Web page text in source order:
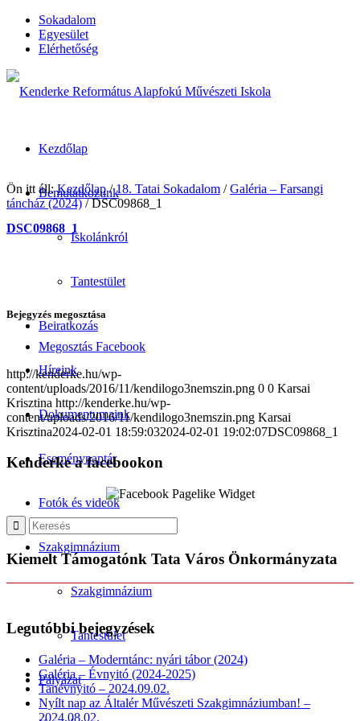
Sokadalom
Egyesület
Elérhetőség
Kezdőlap
Bemutatkozunk
Iskolánkról
Tantestület
Beiratkozás
Híreink
Dokumentumaink
Eseménynaptár
Fotók és videók
Szakgimnázium
Szakgimnázium
Tantestület
Pályázat
Ön itt áll: Kezdőlap / 18. Tatai Sokadalom / Galéria – Farsangi
táncház (2024) / DSC09868_1
DSC09868_1
2024-02-01 byKarsai Krisztina
Bejegyzés megosztása
Megosztás Facebook
http://kenderke.hu/wp-
content/uploads/2016/11/kendilogo3nemszin.png 0 0 Karsai
Krisztina http://kenderke.hu/wp-
content/uploads/2016/11/kendilogo3nemszin.png Karsai
Krisztina2024-02-01 18:59:032024-02-01 19:02:07DSC09868_1
Kenderke a facebookon
Kiemelt Támogatónk Tata Város Önkormányzata
Legutóbbi bejegyzések
Galéria – Moderntánc: nyári tábor (2024)
Galéria – Évnyitó (2024-2025)
Tanévnyitó – 2024.09.02.
Nyílt nap az Általér Művészeti Szakgimnáziumban! –
2024.08.02.